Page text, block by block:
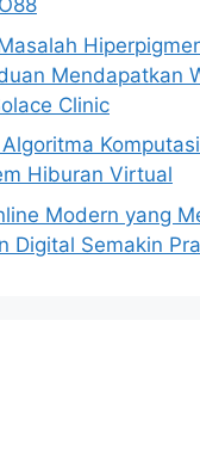
Mendapatkan
Clinic
Hiburan Virtual
Modern yang
Digital Semakin